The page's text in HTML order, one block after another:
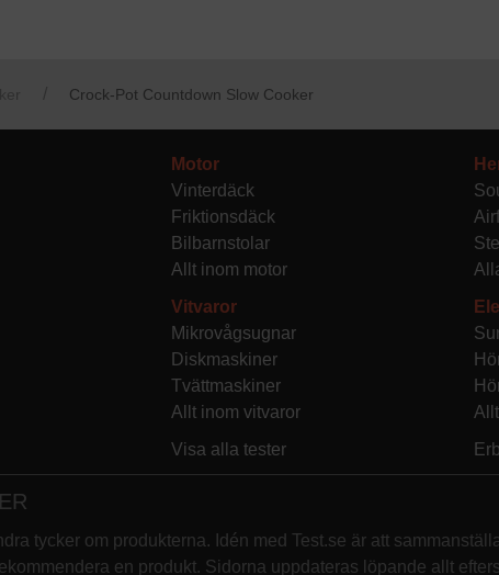
Crock-Pot Countdown Slow Cooker
Motor
Vinterdäck
Friktionsdäck
Bilbarnstolar
Allt inom motor
Vitvaror
Mikrovågsugnar
Diskmaskiner
Tvättmaskiner
Allt inom vitvaror
Visa alla tester
tycker om produkterna. Idén med Test.se är att
en produkt. Sidorna uppdateras löpande allt